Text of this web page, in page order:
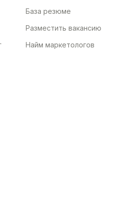
База резюме
Разместить вакансию
Найм маркетологов